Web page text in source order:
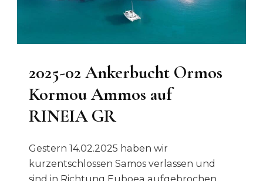
2025-02 Ankerbucht Ormos
Kormou Ammos auf
RINEIA GR
Gestern 14.02.2025 haben wir
kurzentschlossen Samos verlassen und